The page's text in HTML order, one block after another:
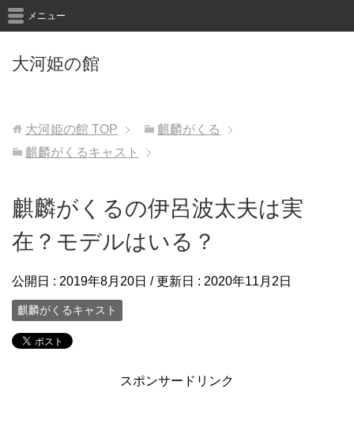
大河姫の館
メニュー
大河姫の館 TOP
麒麟がくる
麒麟がくるキャスト
麒麟がくるの伊呂波太夫は実
在？モデルはいる？
公開日 : 2019年8月20日 / 更新日 : 2020年11月2日
麒麟がくるキャスト
スポンサードリンク